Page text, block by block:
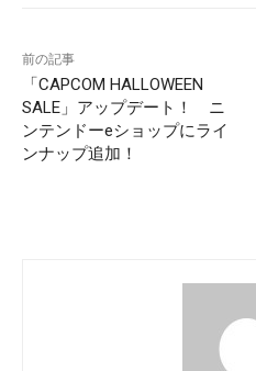
前の記事
「CAPCOM HALLOWEEN
SALE」アップデート！ ニ
ンテンドーeショップにライ
ンナップ追加！